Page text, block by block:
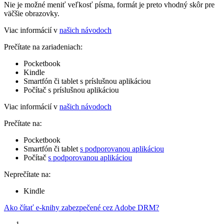
Nie je možné meniť veľkosť písma, formát je preto vhodný skôr pre
väčšie obrazovky.
Viac informácií v našich návodoch
Prečítate na zariadeniach:
Pocketbook
Kindle
Smartfón či tablet s príslušnou aplikáciou
Počítač s príslušnou aplikáciou
Viac informácií v našich návodoch
Prečítate na:
Pocketbook
Smartfón či tablet s podporovanou aplikáciou
Počítač s podporovanou aplikáciou
Neprečítate na:
Kindle
Ako čítať e-knihy zabezpečené cez Adobe DRM?